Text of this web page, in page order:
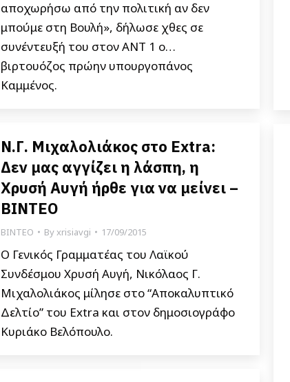
αποχωρήσω από την πολιτική αν δεν
μπούμε στη Βουλή», δήλωσε χθες σε
συνέντευξή του στον ΑΝΤ 1 ο…
βιρτουόζος πρώην υπουργοπάνος
Καμμένος.
Ν.Γ. Μιχαλολιάκος στο Εxtra:
Δεν μας αγγίζει η λάσπη, η
Χρυσή Αυγή ήρθε για να μείνει –
ΒΙΝΤΕΟ
ΒΙΝΤΕΟ Byxrisiavgi 17/09/2015
Ο Γενικός Γραμματέας του Λαϊκού
Συνδέσμου Χρυσή Αυγή, Νικόλαος Γ.
Μιχαλολιάκος μίλησε στο “Αποκαλυπτικό
Δελτίο” του Extra και στον δημοσιογράφο
Κυριάκο Βελόπουλο.